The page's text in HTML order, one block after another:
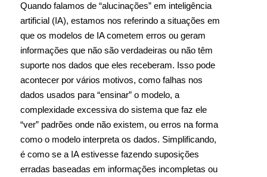
Quando falamos de “alucinações” em inteligência
artificial (IA), estamos nos referindo a situações em
que os modelos de IA cometem erros ou geram
informações que não são verdadeiras ou não têm
suporte nos dados que eles receberam. Isso pode
acontecer por vários motivos, como falhas nos
dados usados para “ensinar” o modelo, a
complexidade excessiva do sistema que faz ele
“ver” padrões onde não existem, ou erros na forma
como o modelo interpreta os dados. Simplificando,
é como se a IA estivesse fazendo suposições
erradas baseadas em informações incompletas ou